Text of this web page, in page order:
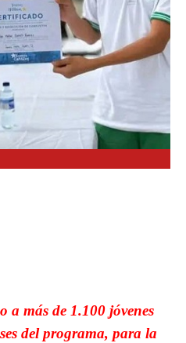
a más de 1.100 jóvenes
del programa, para la